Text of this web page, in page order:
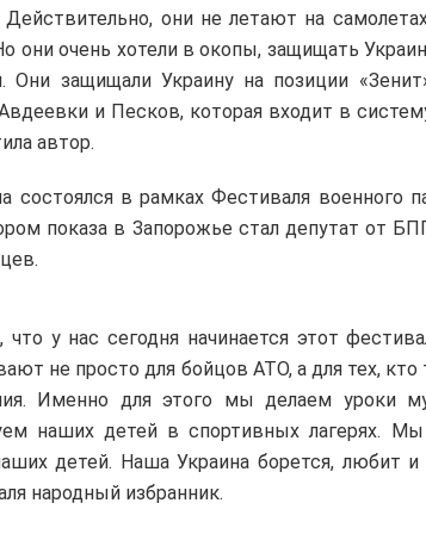
они не летают на
они очень хотели в окопы, защищать
Они защищали Украину на позиции
и Песков, которая входит в
автор.
состоялся в рамках Фестиваля военного
показа в Запорожье стал депутат от
что у нас сегодня начинается этот
не просто для бойцов АТО, а для тех,
Именно для этого мы делаем уроки
наших детей в спортивных лагерях.
детей. Наша Украина борется, любит
народный избранник.